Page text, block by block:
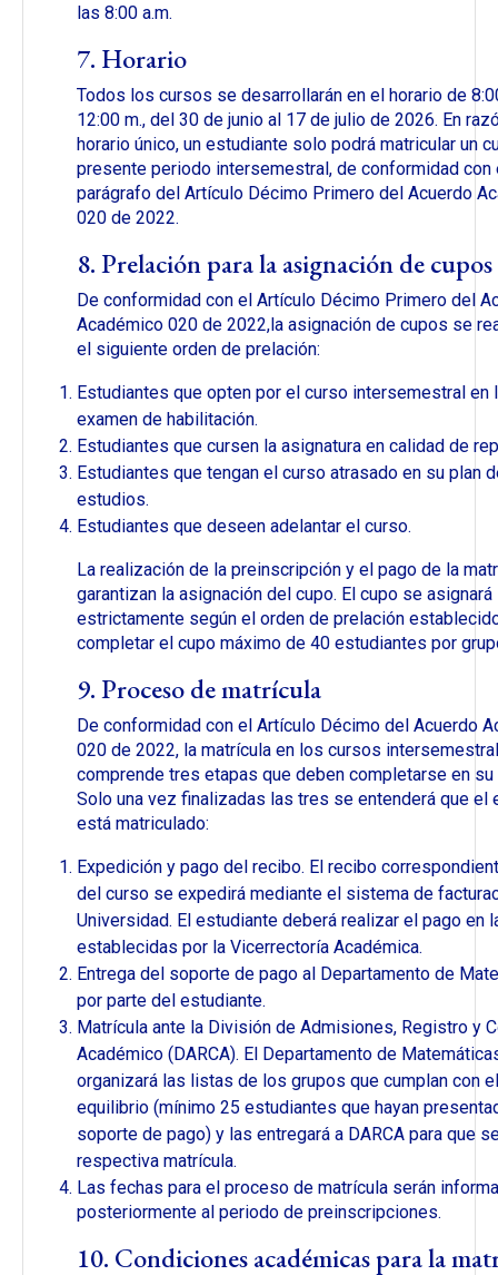
las 8:00 a.m.
7. Horario
Todos los cursos se desarrollarán en el horario de
12:00 m., del 30 de junio al 17 de julio de 2026. En
horario único, un estudiante solo podrá matricular un
presente periodo intersemestral, de conformidad con
parágrafo del Artículo Décimo Primero del Acuerdo
020 de 2022.
8. Prelación para la asignación de cupos
De conformidad con el Artículo Décimo Primero del
Académico 020 de 2022,la asignación de cupos se
el siguiente orden de prelación:
Estudiantes que opten por el curso intersemestral en
examen de habilitación.
Estudiantes que cursen la asignatura en calidad de
Estudiantes que tengan el curso atrasado en su plan
estudios.
Estudiantes que deseen adelantar el curso.
La realización de la preinscripción y el pago de la
garantizan la asignación del cupo. El cupo se asignará
estrictamente según el orden de prelación
completar el cupo máximo de 40 estudiantes por
9. Proceso de matrícula
De conformidad con el Artículo Décimo del Acuerdo
020 de 2022, la matrícula en los cursos
comprende tres etapas que deben completarse en su
Solo una vez finalizadas las tres se entenderá que el
está matriculado:
Expedición y pago del recibo. El recibo
del curso se expedirá mediante el sistema de
Universidad. El estudiante deberá realizar el pago en
establecidas por la Vicerrectoría Académica.
Entrega del soporte de pago al Departamento de
por parte del estudiante.
Matrícula ante la División de Admisiones, Registro y
Académico (DARCA). El Departamento de
organizará las listas de los grupos que cumplan con
equilibrio (mínimo 25 estudiantes que hayan
soporte de pago) y las entregará a DARCA para que
respectiva matrícula.
Las fechas para el proceso de matrícula serán
posteriormente al periodo de preinscripciones.
10. Condiciones académicas para la